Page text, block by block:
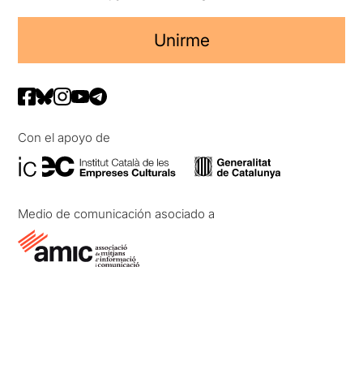
Unirme
Con el apoyo de
Medio de comunicación asociado a